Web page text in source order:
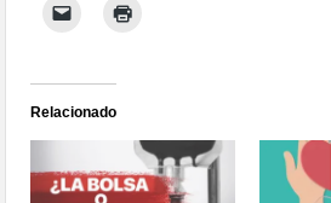
Relacionado